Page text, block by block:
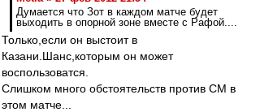
Думается что Зот в каждом матче будет
выходить в опорной зоне вместе с Рафой....
Только,если он выстоит в
Казани.Шанс,которым он может
воспользоватся.
Слишком много обстоятельств против СМ в
этом матче...